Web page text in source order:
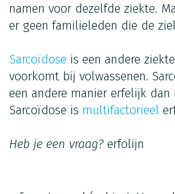
namen voor dezelfde ziekte.
er geen familieleden die de
Sarcoïdose is een andere
voorkomt bij volwassenen.
een andere manier erfelijk dan
Sarcoïdose is multifactorieel
Heb je een vraag? erfolijn